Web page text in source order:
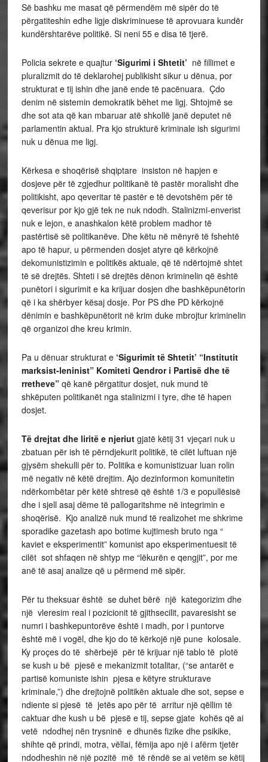
Së bashku me masat që përmendëm më sipër do të
përgatiteshin edhe ligje diskriminuese të aprovuara kundër
kundërshtarëve politikë. Si neni 55 e disa të tjerë.
Policia sekrete e quajtur ‘Sigurimi i Shtetit’ në fillimet e
pluralizmit do të deklarohej publikisht sikur u dënua, por
strukturat e tij ishin dhe janë ende të pacënuara. Çdo
denim në sistemin demokratik bëhet me ligj. Shtojmë se
dhe sot ata që kan mbaruar atë shkollë janë deputet në
parlamentin aktual. Pra kjo strukturë kriminale ish sigurimi
nuk u dënua me ligj.
Kërkesa e shoqërisë shqiptare insiston në hapjen e
dosjeve për të zgjedhur politikanë të pastër moralisht dhe
politikisht, apo qeveritar të pastër e të devotshëm për të
qeverisur por kjo gjë tek ne nuk ndodh. Stalinizmi-enverist
nuk e lejon, e anashkalon këtë problem madhor të
pastërtisë së politikanëve. Dhe këtu në mënyrë të fshehtë
apo të hapur, u përmenden dosjet atyre që kërkojnë
dekomunistizimin e politikës aktuale, që të ndërtojmë shtet
të së drejtës. Shteti i së drejtës dënon kriminelin që është
punëtori i sigurimit e ka krijuar dosjen dhe bashkëpunëtorin
që i ka shërbyer kësaj dosje. Por PS dhe PD kërkojnë
dënimin e bashkëpunëtorit në krim duke mbrojtur kriminelin
që organizoi dhe kreu krimin.
Pa u dënuar strukturat e ‘Sigurimit të Shtetit’ “Institutit
marksist-leninist” Komiteti Qendror i Partisë dhe të
rretheve”që kanë përgatitur dosjet, nuk mund të
shkëputen politikanët nga stalinizmi i tyre, dhe të hapen
dosjet.
Të drejtat dhe liritë e njeriutgjatë këtij 31 vjeçari nuk u
zbatuan për ish të përndjekurit politikë, të cilët luftuan një
gjysëm shekulli për to. Politika e komunistizuar luan rolin
më negativ në këtë drejtim. Ajo dezinformon komunitetin
ndërkombëtar për këtë shtresë që është 1/3 e popullësisë
dhe i sjell asaj dëme të pallogaritshme në integrimin e
shoqërisë. Kjo analizë nuk mund të realizohet me shkrime
sporadike gazetash apo botime kujtimesh bruto nga “
kaviet e eksperimentit” komunist apo eksperimentuesit të
cilët sot shfaqen në shtyp me “lëkurën e qengjit”, por me
anë të asaj analize që u përmend më sipër.
Për tu theksuar është se duhet bërë një kategorizim dhe
një vleresim real i pozicionit të gjithsecilit, pavaresisht se
numri i bashkepuntorëve është i madh, por i puntorve
është më i vogël, dhe kjo do të kërkojë një pune kolosale.
Ky proçes do të shërbejë për të krijuar një tablo të plotë
se kush u bë pjesë e mekanizmit totalitar, (“se antarët e
partisë komuniste ishin pjesa e këtyre strukturave
kriminale,”) dhe drejtojnë politikën aktuale dhe sot, sepse e
ndiente si pjesë të jetës apo për të arritur një qëllim të
caktuar dhe kush u bë pjesë e tij, sepse gjate kohës që ai
vetë ndodhej nën trysninë e dhunës fizike dhe psikike,
shihte që prindi, motra, vëllai, fëmija apo një i afërm tjetër
ndodheshin në një pozitë më të rëndë se ai vetëm se këtij